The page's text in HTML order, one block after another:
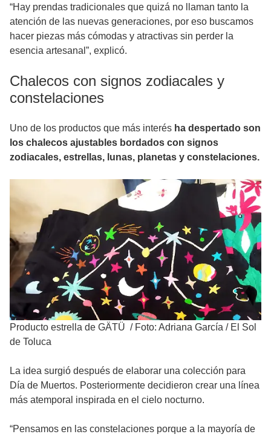
“Hay prendas tradicionales que quizá no llaman tanto la
atención de las nuevas generaciones, por eso buscamos
hacer piezas más cómodas y atractivas sin perder la
esencia artesanal”, explicó.
Chalecos con signos zodiacales y
constelaciones
Uno de los productos que más interés ha despertado son
los chalecos ajustables bordados con signos
zodiacales, estrellas, lunas, planetas y constelaciones.
Producto estrella de GÄTÜ / Foto: Adriana García / El Sol
de Toluca
La idea surgió después de elaborar una colección para
Día de Muertos. Posteriormente decidieron crear una línea
más atemporal inspirada en el cielo nocturno.
“Pensamos en las constelaciones porque a la mayoría de